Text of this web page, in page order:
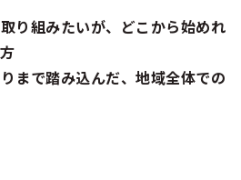
り組みたいが、どこから始めれ
まで踏み込んだ、地域全体での